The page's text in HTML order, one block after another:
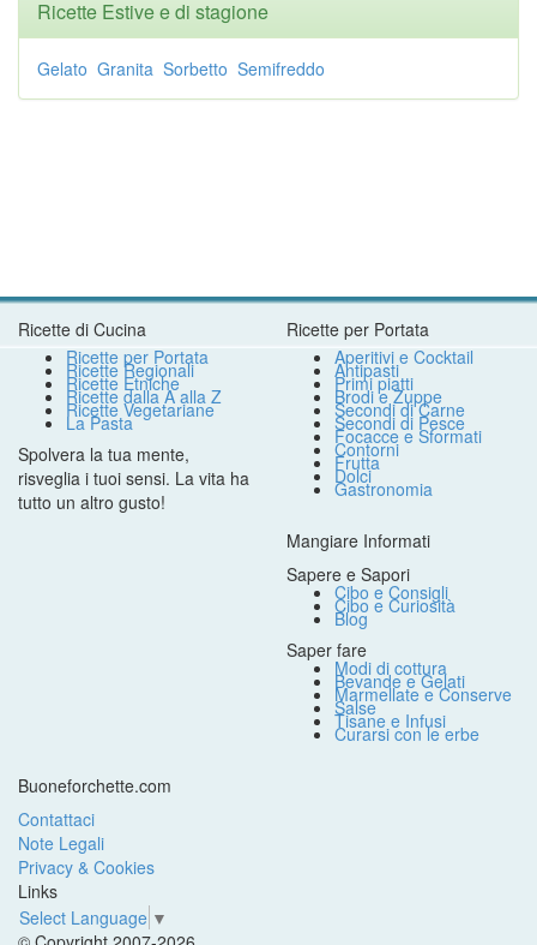
Ricette Estive e di stagione
Gelato Granita Sorbetto Semifreddo
Ricette di Cucina
Ricette per Portata
Ricette Regionali
Ricette Etniche
Ricette dalla A alla Z
Ricette Vegetariane
La Pasta
Spolvera la tua mente,
risveglia i tuoi sensi. La vita ha
tutto un altro gusto!
Ricette per Portata
Aperitivi e Cocktail
Antipasti
Primi piatti
Brodi e Zuppe
Secondi di Carne
Secondi di Pesce
Focacce e Sformati
Contorni
Frutta
Dolci
Gastronomia
Mangiare Informati
Sapere e Sapori
Cibo e Consigli
Cibo e Curiosità
Blog
Saper fare
Modi di cottura
Bevande e Gelati
Marmellate e Conserve
Salse
Tisane e Infusi
Curarsi con le erbe
Buoneforchette.com
Contattaci
Note Legali
Privacy & Cookies
Links
Select Language ▼